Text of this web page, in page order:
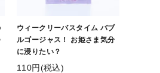
ウィークリーバスタイム バブ
ルゴージャス！ お姫さま気分
に浸りたい？
110円(税込)